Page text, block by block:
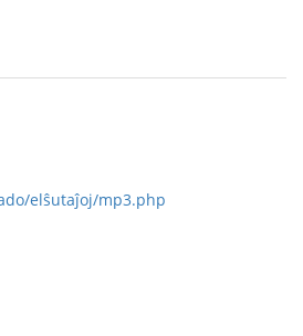
elŝutaĵoj/mp3.php